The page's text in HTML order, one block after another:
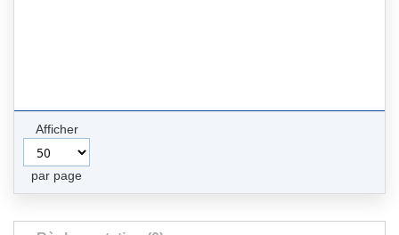
Afficher
par page